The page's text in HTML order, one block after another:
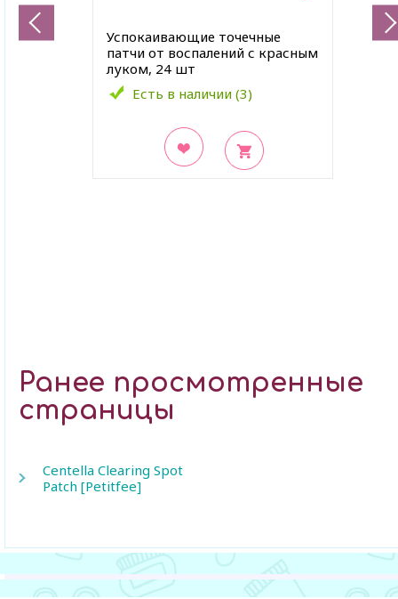
Успокаивающие точечные
патчи от воспалений с красным
луком, 24 шт
Есть в наличии (3)
Ранее просмотренные
страницы
Centella Clearing Spot
Patch [Petitfee]